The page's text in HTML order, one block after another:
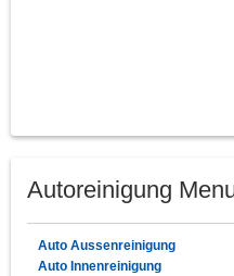
Autoreinigung
Auto Aussenreinigung
Auto Innenreinigung